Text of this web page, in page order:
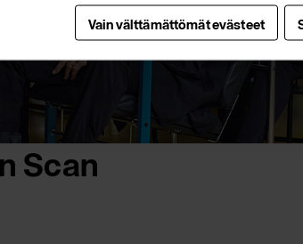
Vain välttämättömät evästeet
Scan